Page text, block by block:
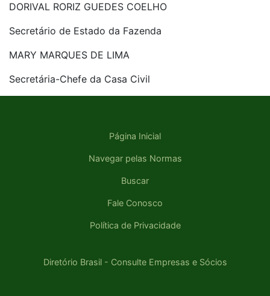
DORIVAL RORIZ GUEDES COELHO
Secretário de Estado da Fazenda
MARY MARQUES DE LIMA
Secretária-Chefe da Casa Civil
Página Inicial
Navegar pelas Normas
Buscar
Fale Conosco
Política de Privacidade
Diretório Brasil - Consulte Empresas e Sócios